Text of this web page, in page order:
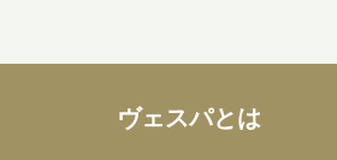
ヴェスパとは